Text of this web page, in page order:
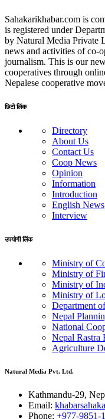
Sahakarikhabar.com is
is registered under
by Natural Media Private
news and activities of co-
journalism. This is our
cooperatives through
Nepalese cooperative
छिटो लिंक
Directory
About Us
Contact Us
Coop News
Opinion
Information
Introduction
English News
Interview
उपयोगी लिंक
Ministry of
Ministry of
Ministry of
Ministry of
Department
Nepal
National
Nepal Rastra
Agriculture
Natural Media Pvt. Ltd.
Kathmandu-29,
Email:
Phone: +977-9851-